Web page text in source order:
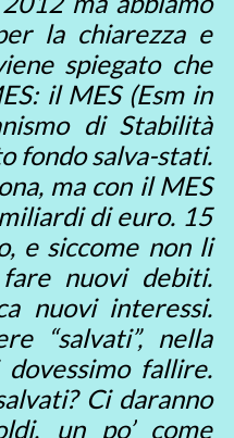
la chiarezza e
spiegato che
il MES (Esm in
di Stabilità
fondo salva-stati.
ma con il MES
di euro. 15
e siccome non li
nuovi debiti.
nuovi interessi.
“salvati”, nella
fallire.
Ci daranno
un po’ come